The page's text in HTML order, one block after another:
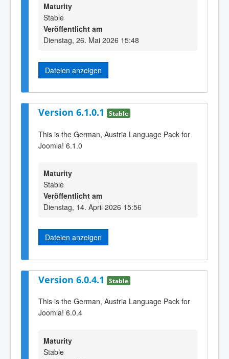
Maturity
Stable
Veröffentlicht am
Dienstag, 26. Mai 2026 15:48
Dateien anzeigen
Version 6.1.0.1 Stable
This is the German, Austria Language Pack for
Joomla! 6.1.0
Maturity
Stable
Veröffentlicht am
Dienstag, 14. April 2026 15:56
Dateien anzeigen
Version 6.0.4.1 Stable
This is the German, Austria Language Pack for
Joomla! 6.0.4
Maturity
Stable